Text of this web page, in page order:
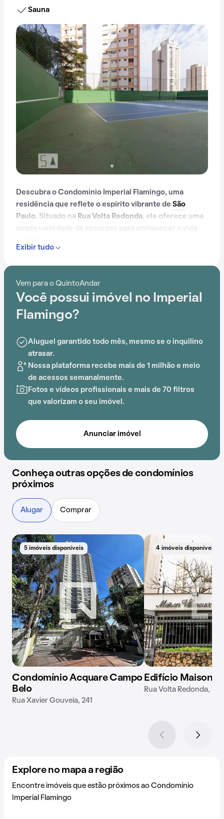
Sauna
Descubra o Condomínio Imperial Flamingo, uma
residência que reflete o espírito vibrante de São
Paulo. Situado na Rua Volta Redonda, ele oferece uma
Com portaria 24 horas, elevador, academia, piscina,
churrasqueira e sauna, o Condomínio Imperial
Flamingo é ideal para quem busca conforto e
entretenimento.
A proximidade comEstação Brooklin Paulista , DeRose
Method Campo Belo,
Acácias e Escola Waldorf Rudolf Steiner adiciona
praticidade a essa experiência.
Exibir tudo
Vem para o QuintoAndar
Você possui imóvel no Imperial
Flamingo?
Aluguel garantido todo mês, mesmo se o inquilino
atrasar.
Nossa plataforma recebe mais de 1 milhão e meio
de acessos semanalmente.
Fotos e vídeos profissionais e mais de 70 filtros
que valorizam o seu imóvel.
Anunciar imóvel
Conheça outras opções de condomínios
próximos
Alugar Comprar
5 imóveis disponíveis
Condomínio Acquare Campo
Belo
Rua Xavier Gouveia, 241
4 imóveis disponíveis
Edifício Maison
Rua Volta Redonda, 744
Explore no mapa a região
Encontre imóveis que estão próximos ao Condomínio
Imperial Flamingo